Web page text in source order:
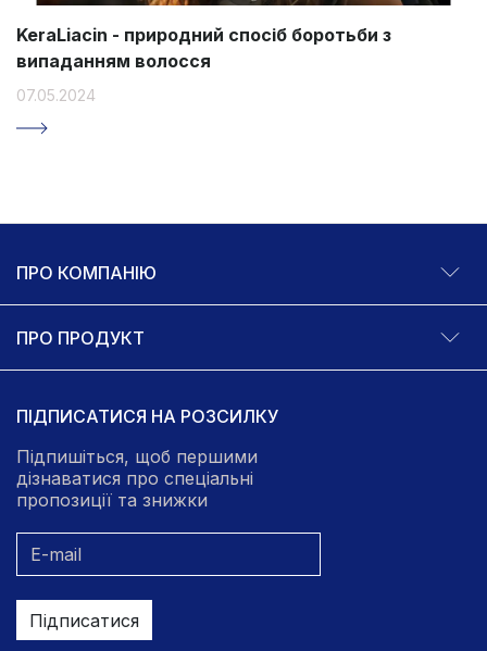
KeraLiacin - природний спосіб боротьби з
випаданням волосся
07.05.2024
ПРО КОМПАНІЮ
ПРО ПРОДУКТ
ПІДПИСАТИСЯ НА РОЗСИЛКУ
Підпишіться, щоб першими
дізнаватися про спеціальні
пропозиції та знижки
Підписатися